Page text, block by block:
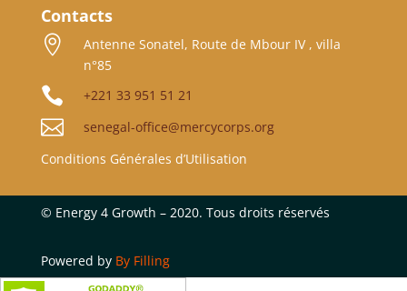
Contacts

Antenne Sonatel, Route de Mbour IV , villa
n°85
 +221 33 951 51 21

senegal-office@mercycorps.org
Conditions Générales d’Utilisation
© Energy 4 Growth – 2020. Tous droits réservés
Powered by By Filling